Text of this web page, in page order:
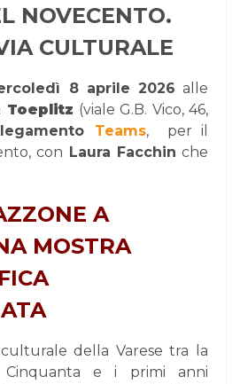
NOVECENTO.
CULTURALE
8 aprile 2026 alle
Toeplitz (viale G.B. Vico, 46,
Teams,
per il
con Laura Facchin che
A
MOSTRA
della Varese tra la
e i primi anni